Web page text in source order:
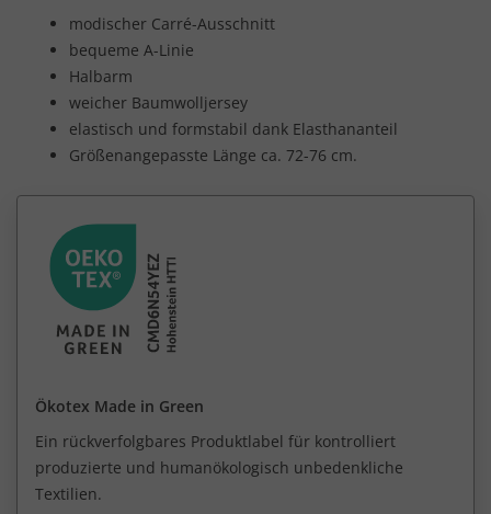
modischer Carré-Ausschnitt
bequeme A-Linie
Halbarm
weicher Baumwolljersey
elastisch und formstabil dank Elasthananteil
Größenangepasste Länge ca. 72-76 cm.
Ökotex Made in Green
Ein rückverfolgbares Produktlabel für kontrolliert
produzierte und humanökologisch unbedenkliche
Textilien.